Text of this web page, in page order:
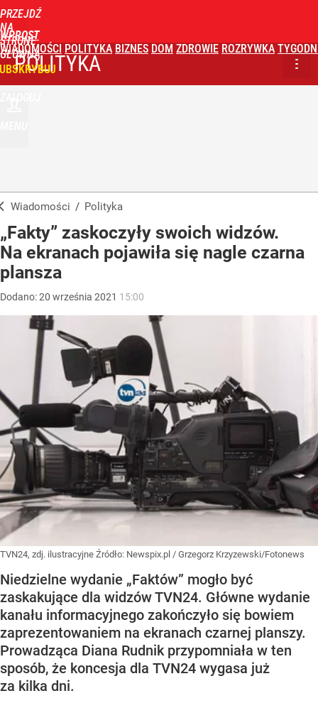
PRZEJDŹ
NA
STRONĘ
GŁÓWNĄ
WPROST
WIADOMOŚCI POLITYKA BIZNES DOM ZDROWIE ROZRYWKA
POLITYKA
Wiadomości / Polityka
„Fakty” zaskoczyły swoich widzów.
Na ekranach pojawiła się nagle czarna
plansza
Dodano:20 września 2021 15:00
TVN24, zdj. ilustracyjne Źródło: Newspix.pl / Grzegorz Krzyzewski/Fotonews
Niedzielne wydanie „Faktów” mogło być
zaskakujące dla widzów TVN24. Główne wydanie
kanału informacyjnego zakończyło się bowiem
zaprezentowaniem na ekranach czarnej planszy.
Prowadząca Diana Rudnik przypomniała w ten
sposób, że koncesja dla TVN24 wygasa już
za kilka dni.